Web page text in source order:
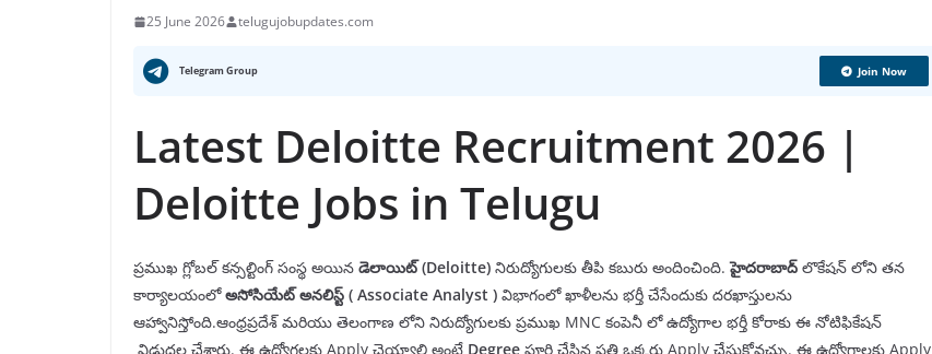
25 June 2026 telugujobupdates.com
Telegram Group Join Now
Latest Deloitte Recruitment 2026 |
Deloitte Jobs in Telugu
ప్రముఖ గ్లోబల్ కన్సల్టింగ్ సంస్థ అయిన డెలాయిట్(Deloitte) నిరుద్యోగులకు తీపి కబురు అందించింది.హైదరాబాద్ లొకేషన్ లోని తన
కార్యాలయంలోఅసోసియేట్ అనలిస్ట్ ( Associate Analyst ) విభాగంలో ఖాళీలను భర్తీ చేసేందుకు దరఖాస్తులను
ఆహ్వానిస్తోంది.ఆంధ్రప్రదేశ్ మరియు తెలంగాణ లోని నిరుద్యోగులకు ప్రముఖ MNC కంపెనీ లో ఉద్యోగాల భర్తీ కోరాకు ఈ నోటిఫికేషన్
విడుదల చేశారు. ఈ ఉద్యోగలకు Apply చెయ్యాలి అంటే Degree పూర్తి చేసిన ప్రతి ఒక్కరు Apply చేసుకోవచ్చు. ఈ ఉద్యోగాలకు Apply